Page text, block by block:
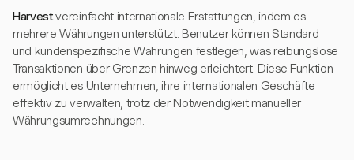
Harvestvereinfacht internationale Erstattungen, indem es
mehrere Währungen unterstützt. Benutzer können Standard-
und kundenspezifische Währungen festlegen, was reibungslose
Transaktionen über Grenzen hinweg erleichtert. Diese Funktion
ermöglicht es Unternehmen, ihre internationalen Geschäfte
effektiv zu verwalten, trotz der Notwendigkeit manueller
Währungsumrechnungen.